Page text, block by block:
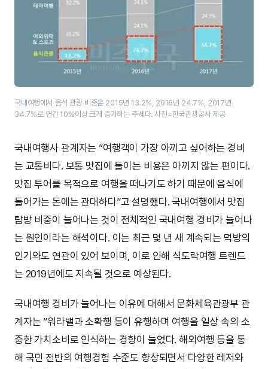
국내여행에서 음식 관광 비중은 2015년 13.2%, 2016년 24.7%, 2017년
34.7%로 연간 10%이상 크게 증가하는 추세다. 사진=한국관광공사 제공
국내여행사 관계자는 “여행객이 가장 아끼고 싶어하는 경비
는 교통비다. 보통 맛집에 들이는 비용은 아끼지 않는 편이다.
맛집 투어를 목적으로 여행을 떠나기도 하기 때문에 음식에
들어가는 돈에는 관대하다”고 설명했다. 국내여행에서 맛집
탐방 비중이 늘어나는 것이 전체적인 국내여행 경비가 늘어나
는 원인이라는 해석이다. 이는 최근 몇 년 새 계속되는 먹방의
인기와도 연관이 있어 보이며, 이로 인해 식도락여행 트렌드
는 2019년에도 지속될 것으로 예상된다.
국내여행 경비가 늘어나는 이유에 대해서 문화체육관광부 관
계자는 “워라밸과 소확행 등이 유행하며 여행을 일상 속의 소
중한 가치소비로 인식하는 경향이 늘었다. 해외여행 등을 통
해 국민 전반의 여행경험 수준도 향상되면서 다양한 레저와